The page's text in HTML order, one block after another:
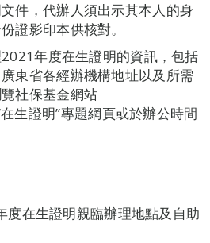
件，代辦人須出示其本人的身
證影印本供核對。
年度在生證明的資訊，包括
東省各經辦機構地址以及所需
社保基金網站
生證明”專題網頁或於辦公時間
度在生證明親臨辦理地點及自助